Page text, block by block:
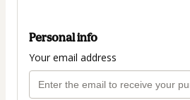
Personal info
Your email address